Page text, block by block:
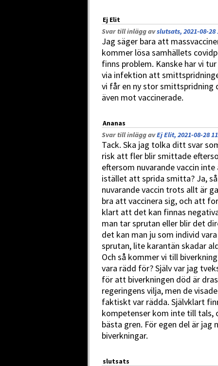
Ej Elit
Svar till inlägg avslutsats, 2021-08-28
Jag säger bara att
kommer lösa samhällets
finns problem. Kanske har vi
via infektion att
vi får en ny stor
även mot vaccinerade.
Ananas
Svar till inlägg avEj Elit, 2021-08-28
Tack. Ska jag tolka ditt svar
risk att fler blir smittade
eftersom nuvarande vaccin
istället att sprida smitta? Ja,
nuvarande vaccin trots allt är
bra att vaccinera sig, och att
klart att det kan finnas
man tar sprutan eller blir det
det kan man ju som individ
sprutan, lite karantän skadar
Och så kommer vi till
vara rädd för? Själv var jag
för att biverkningen död är
regeringens vilja, men de
faktiskt var rädda. Självklart
kompetenser kom inte till tals,
bästa gren. För egen del är
biverkningar.
slutsats